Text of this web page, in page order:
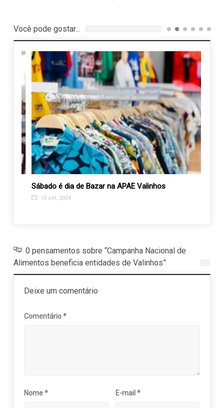
Você pode gostar...
Sábado é dia de Bazar na APAE Valinhos
10 set, 2024
0 pensamentos sobre “Campanha Nacional de
Alimentos beneficia entidades de Valinhos”
Deixe um comentário
Comentário*
Nome* E-mail*